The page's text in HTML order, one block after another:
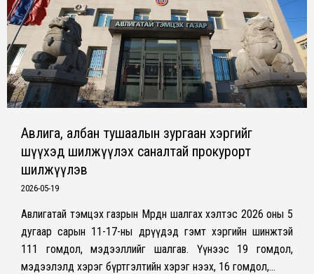
Авлига, албан тушаалын зургаан хэргийг
шүүхэд шилжүүлэх саналтай прокурорт
шилжүүлэв
2026-05-19
Авлигатай тэмцэх газрын Мөрдөн шалгах хэлтэс 2026 оны 5
дугаар сарын 11-17-ны өдрүүдэд гэмт хэргийн шинжтэй
111 гомдол, мэдээллийг шалгав. Үүнээс 19 гомдол,
мэдээлэлд хэрэг бүртгэлтийн хэрэг нээх, 16 гомдол,…